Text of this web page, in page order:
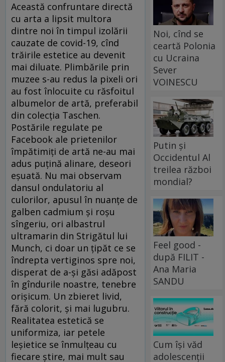
Această confruntare directă
cu arta a lipsit multora
dintre noi în timpul izolării
cauzate de covid-19, cînd
trăirile estetice au devenit
mai diluate. Plimbările prin
muzee s-au redus la pixeli ori
au fost înlocuite cu răsfoitul
albumelor de artă, preferabil
din colecția Taschen.
Postările regulate pe
Facebook ale prietenilor
împătimiți de artă ne-au mai
adus puțină alinare, deseori
eșuată. Nu mai observam
dansul ondulatoriu al
culorilor, apusul în nuanțe de
galben cadmium și roșu
sîngeriu, ori albastrul
ultramarin din Strigătul lui
Munch, ci doar un țipăt ce se
îndrepta vertiginos spre noi,
disperat de a-și găsi adăpost
în gîndurile noastre, tenebre
orișicum. Un zbieret livid,
fără colorit, și mai lugubru.
Realitatea estetică se
uniformiza, iar petele
leșietice se înmulțeau cu
fiecare știre, mai mult sau
Noi, cînd se
ceartă Polonia
cu Ucraina
Sever
VOINESCU
Putin și
Occidentul Al
treilea război
mondial?
Feel good -
după FILIT -
Ana Maria
SANDU
Cum își văd
adolescenții